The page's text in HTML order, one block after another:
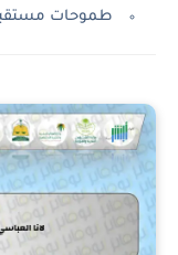
طموحات